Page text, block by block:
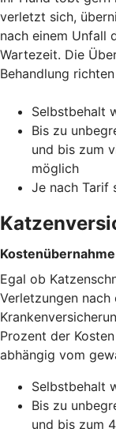
verletzt sich,
nach einem Unfall
Wartezeit. Die
Behandlung
Selbstbehalt
Bis zu
und bis zum
möglich
Je nach Tarif
Egal ob
Verletzungen nach
Prozent der
abhängig vom
Selbstbehalt
Bis zu
und bis zum